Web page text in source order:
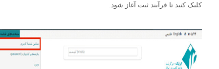
کلیک کنید تا فرآیند ثبت آغاز شود.